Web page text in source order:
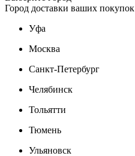
Город доставки ваших покупок
Уфа
Москва
Санкт-Петербург
Челябинск
Тольятти
Тюмень
Ульяновск